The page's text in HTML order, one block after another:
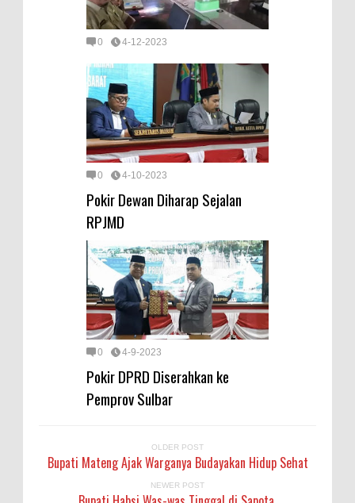
0 4-12-2023
0 4-10-2023
Pokir Dewan Diharap Sejalan
RPJMD
0 4-9-2023
Pokir DPRD Diserahkan ke
Pemprov Sulbar
OLDER POST
Bupati Mateng Ajak Warganya Budayakan Hidup Sehat
NEWER POST